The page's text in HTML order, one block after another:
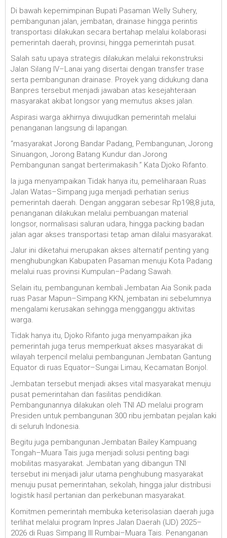
Di bawah kepemimpinan Bupati Pasaman Welly Suhery,
pembangunan jalan, jembatan, drainase hingga perintis
transportasi dilakukan secara bertahap melalui kolaborasi
pemerintah daerah, provinsi, hingga pemerintah pusat.
Salah satu upaya strategis dilakukan melalui rekonstruksi
Jalan Silang IV–Lanai yang disertai dengan transfer trase
serta pembangunan drainase. Proyek yang didukung dana
Banpres tersebut menjadi jawaban atas kesejahteraan
masyarakat akibat longsor yang memutus akses jalan.
Aspirasi warga akhirnya diwujudkan pemerintah melalui
penanganan langsung di lapangan.
“masyarakat Jorong Bandar Padang, Pembangunan, Jorong
Sinuangon, Jorong Batang Kundur dan Jorong
Pembangunan sangat berterimakasih.” Kata Djoko Rifanto.
Ia juga menyampaikan Tidak hanya itu, pemeliharaan Ruas
Jalan Watas–Simpang juga menjadi perhatian serius
pemerintah daerah. Dengan anggaran sebesar Rp198,8 juta,
penanganan dilakukan melalui pembuangan material
longsor, normalisasi saluran udara, hingga packing badan
jalan agar akses transportasi tetap aman dilalui masyarakat.
Jalur ini diketahui merupakan akses alternatif penting yang
menghubungkan Kabupaten Pasaman menuju Kota Padang
melalui ruas provinsi Kumpulan–Padang Sawah.
Selain itu, pembangunan kembali Jembatan Aia Sonik pada
ruas Pasar Mapun–Simpang KKN, jembatan ini sebelumnya
mengalami kerusakan sehingga mengganggu aktivitas
warga.
Tidak hanya itu, Djoko Rifanto juga menyampaikan jika
pemerintah juga terus memperkuat akses masyarakat di
wilayah terpencil melalui pembangunan Jembatan Gantung
Equator di ruas Equator–Sungai Limau, Kecamatan Bonjol.
Jembatan tersebut menjadi akses vital masyarakat menuju
pusat pemerintahan dan fasilitas pendidikan.
Pembangunannya dilakukan oleh TNI AD melalui program
Presiden untuk pembangunan 300 ribu jembatan pejalan kaki
di seluruh Indonesia.
Begitu juga pembangunan Jembatan Bailey Kampuang
Tongah–Muara Tais juga menjadi solusi penting bagi
mobilitas masyarakat. Jembatan yang dibangun TNI
tersebut ini menjadi jalur utama penghubung masyarakat
menuju pusat pemerintahan, sekolah, hingga jalur distribusi
logistik hasil pertanian dan perkebunan masyarakat.
Komitmen pemerintah membuka keterisolasian daerah juga
terlihat melalui program Inpres Jalan Daerah (IJD) 2025–
2026 di Ruas Simpang III Rumbai–Muara Tais. Penanganan